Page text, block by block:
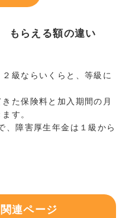
もらえる額の違い
級ならいくらと、等級に
た保険料と加入期間の月
す。
、障害厚生年金は１級から
連ページ